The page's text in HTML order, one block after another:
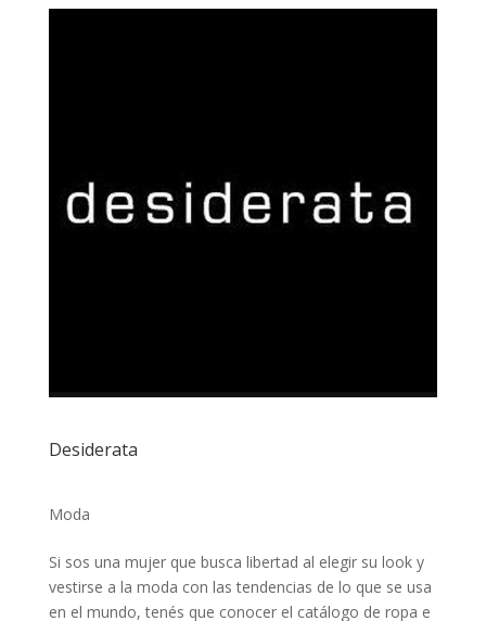
Desiderata
Moda
Si sos una mujer que busca libertad al elegir su look y
vestirse a la moda con las tendencias de lo que se usa
en el mundo, tenés que conocer el catálogo de ropa e